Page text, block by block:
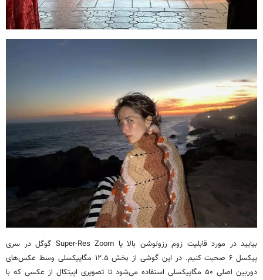
بیایید در مورد قابلیت زوم رزولوشن بالا یا Super-Res Zoom گوگل در سری
پیکسل ۶ صحبت کنیم. در این گوشی از بخش ۱۲.۵ مگاپیکسلی وسط عکس‌های
دوربین اصلی ۵۰ مگاپیکسلی استفاده می‌شود تا تصویری اپیتکال از عکسی که با